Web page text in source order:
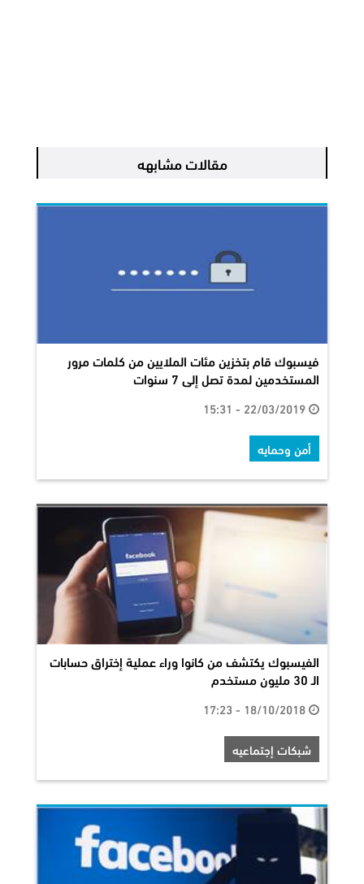
مقالات مشابهه
فيسبوك قام بتخزين مئات الملايين من كلمات مرور
المستخدمين لمدة تصل إلى 7 سنوات
أمن وحمايه
الفيسبوك يكتشف من كانوا وراء عملية إختراق حسابات
الـ 30 مليون مستخدم
شبكات إجتماعيه